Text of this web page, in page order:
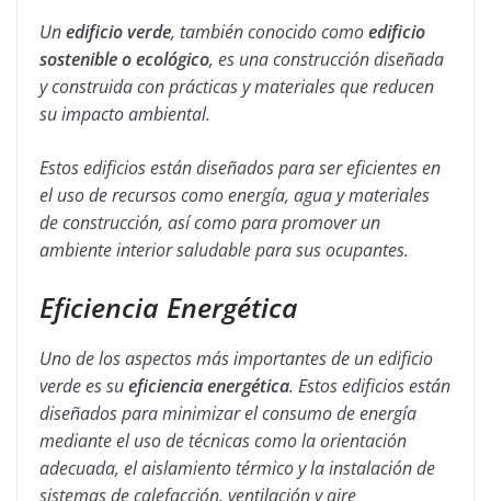
Unedificio verde, también conocido comoedificio
sostenible o ecológico, es una construcción diseñada
y construida con prácticas y materiales que reducen
su impacto ambiental.
Estos edificios están diseñados para ser eficientes en
el uso de recursos como energía, agua y materiales
de construcción, así como para promover un
ambiente interior saludable para sus ocupantes.
Eficiencia Energética
Uno de los aspectos más importantes de un edificio
verde es sueficiencia energética. Estos edificios están
diseñados para minimizar el consumo de energía
mediante el uso de técnicas como la orientación
adecuada, el aislamiento térmico y la instalación de
sistemas de calefacción, ventilación y aire